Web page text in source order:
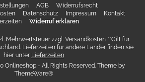
AGB
Widerrufsrecht
Datenschutz Impressum
Kontakt
Widerruf erklären
Mehrwertsteuer zzgl. Versandkosten **Gilt für
Lieferzeiten für andere Länder finden sie
hier unter Lieferzeiten
Onlineshop - All Rights Reserved. Theme by
ThemeWare®